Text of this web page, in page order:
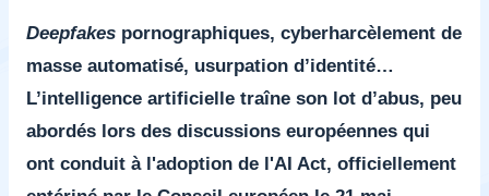
Deepfakes pornographiques, cyberharcèlement de
masse automatisé, usurpation d’identité…
L’intelligence artificielle traîne son lot d’abus, peu
abordés lors des discussions européennes qui
ont conduit à l'adoption de l'AI Act, officiellement